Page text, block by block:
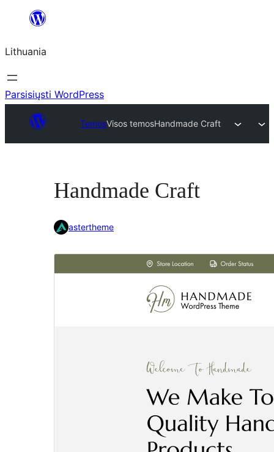
turinio
Lithuania
Parsisiųsti WordPress
TemosVisos temosHandmade Craft
Handmade Craft
astertheme